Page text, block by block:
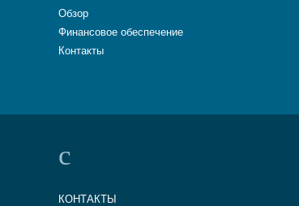
Обзор
Финансовое обеспечение
Контакты
КОНТАКТЫ